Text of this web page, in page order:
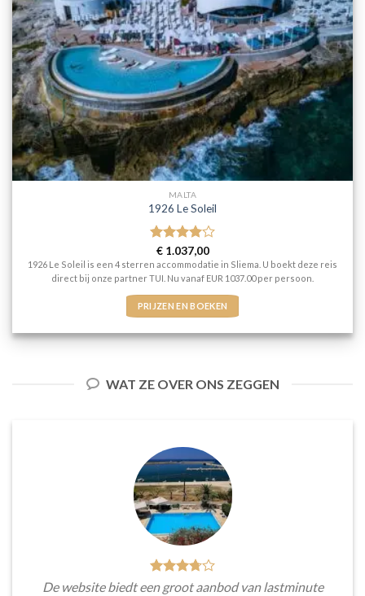
MALTA
1926 Le Soleil
Gewaardeerd
4uit 5
€1.037,00
1926 Le Soleil is een 4 sterren accommodatie in Sliema. U boekt deze reis
direct bij onze partner TUI. Nu vanaf EUR 1037.00 per persoon.
PRIJZEN EN BOEKEN
WAT ZE OVER ONS ZEGGEN
De website biedt een groot aanbod van lastminute